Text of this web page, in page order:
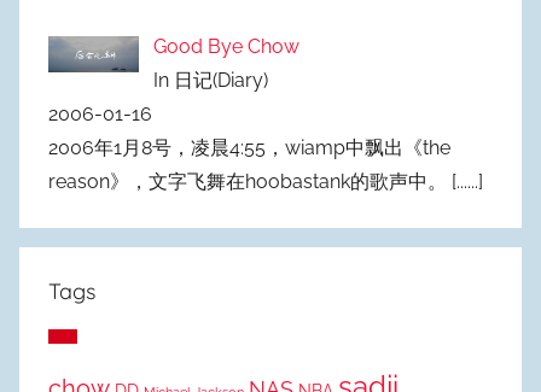
Good Bye Chow
In 日记(Diary)
2006-01-16
2006年1月8号，凌晨4:55，wiamp中飘出《the
reason》，文字飞舞在hoobastank的歌声中。
[......]
Tags